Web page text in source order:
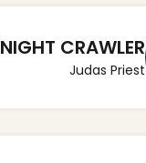
NIGHT CRAWLER
Judas Priest